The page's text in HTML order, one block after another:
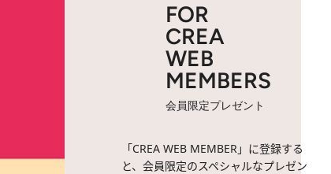
FOR
CREA
WEB
MEMBERS
会員限定プレゼント
「CREA WEB MEMBER」に登録する
と、会員限定のスペシャルなプレゼン